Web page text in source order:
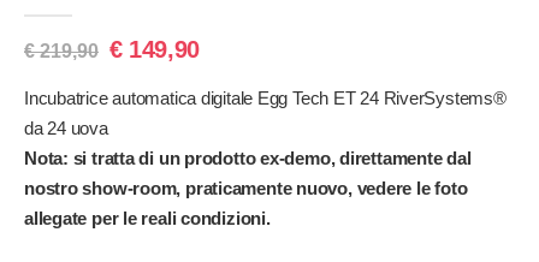
€219,90 €149,90
Incubatrice automatica digitale Egg Tech ET 24 RiverSystems®
da 24 uova
Nota: si tratta di un prodotto ex-demo, direttamente dal
nostro show-room, praticamente nuovo, vedere le foto
allegate per le reali condizioni.